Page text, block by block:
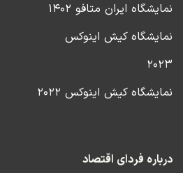
نمایشگاه ایران متافو ۱۴۰۲
نمایشگاه کیش اینوکس
۲۰۲۳
نمایشگاه کیش اینوکس ۲۰۲۲
درباره فردای اقتصاد